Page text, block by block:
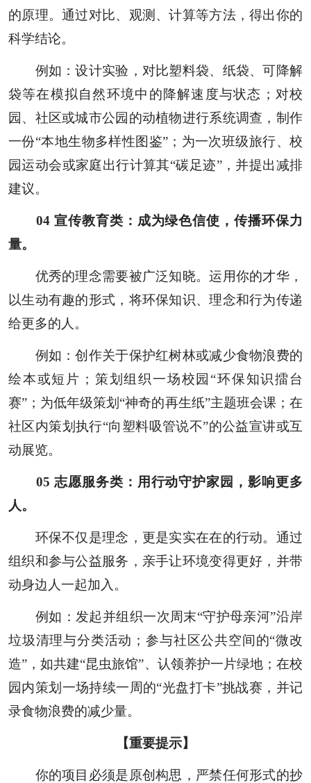
的原理。通过对比、观测、计算等方法，得出你的
科学结论。
例如：设计实验，对比塑料袋、纸袋、可降解
袋等在模拟自然环境中的降解速度与状态；对校
园、社区或城市公园的动植物进行系统调查，制作
一份“本地生物多样性图鉴”；为一次班级旅行、校
园运动会或家庭出行计算其“碳足迹”，并提出减排
建议。
04 宣传教育类：成为绿色信使，传播环保力
量。
优秀的理念需要被广泛知晓。运用你的才华，
以生动有趣的形式，将环保知识、理念和行为传递
给更多的人。
例如：创作关于保护红树林或减少食物浪费的
绘本或短片；策划组织一场校园“环保知识擂台
赛”；为低年级策划“神奇的再生纸”主题班会课；在
社区内策划执行“向塑料吸管说不”的公益宣讲或互
动展览。
05 志愿服务类：用行动守护家园，影响更多
人。
环保不仅是理念，更是实实在在的行动。通过
组织和参与公益服务，亲手让环境变得更好，并带
动身边人一起加入。
例如：发起并组织一次周末“守护母亲河”沿岸
垃圾清理与分类活动；参与社区公共空间的“微改
造”，如共建“昆虫旅馆”、认领养护一片绿地；在校
园内策划一场持续一周的“光盘打卡”挑战赛，并记
录食物浪费的减少量。
【重要提示】
你的项目必须是原创构思，严禁任何形式的抄